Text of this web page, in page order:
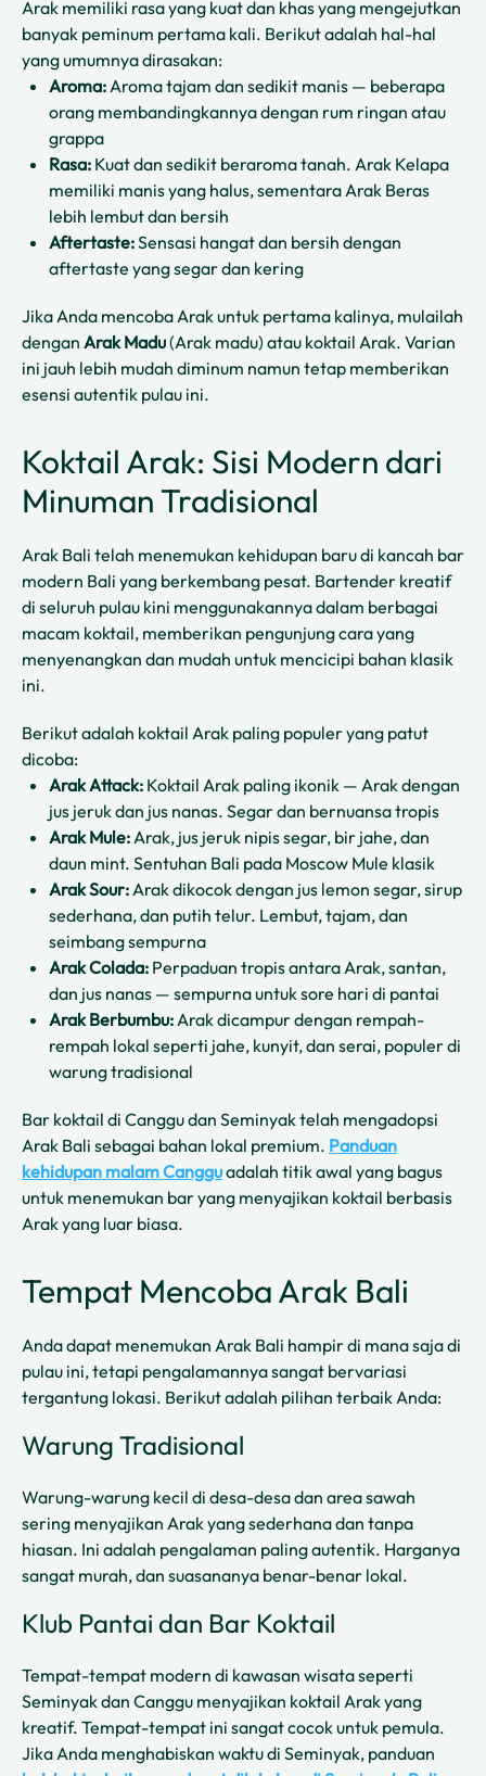
Arak memiliki rasa yang kuat dan khas yang mengejutkan
banyak peminum pertama kali. Berikut adalah hal-hal
yang umumnya dirasakan:
Aroma:Aroma tajam dan sedikit manis — beberapa
orang membandingkannya dengan rum ringan atau
grappa
Rasa: Kuat dan sedikit beraroma tanah. Arak Kelapa
memiliki manis yang halus, sementara Arak Beras
lebih lembut dan bersih
Aftertaste:Sensasi hangat dan bersih dengan
aftertaste yang segar dan kering
Jika Anda mencoba Arak untuk pertama kalinya, mulailah
dengan Arak Madu(Arak madu) atau koktail Arak. Varian
ini jauh lebih mudah diminum namun tetap memberikan
esensi autentik pulau ini.
Koktail Arak: Sisi Modern dari
Minuman Tradisional
Arak Bali telah menemukan kehidupan baru di kancah bar
modern Bali yang berkembang pesat. Bartender kreatif
di seluruh pulau kini menggunakannya dalam berbagai
macam koktail, memberikan pengunjung cara yang
menyenangkan dan mudah untuk mencicipi bahan klasik
ini.
Berikut adalah koktail Arak paling populer yang patut
dicoba:
Arak Attack: Koktail Arak paling ikonik — Arak dengan
jus jeruk dan jus nanas. Segar dan bernuansa tropis
Arak Mule:Arak, jus jeruk nipis segar, bir jahe, dan
daun mint. Sentuhan Bali pada Moscow Mule klasik
Arak Sour:Arak dikocok dengan jus lemon segar, sirup
sederhana, dan putih telur. Lembut, tajam, dan
seimbang sempurna
Arak Colada: Perpaduan tropis antara Arak, santan,
dan jus nanas — sempurna untuk sore hari di pantai
Arak Berbumbu:Arak dicampur dengan rempah-
rempah lokal seperti jahe, kunyit, dan serai, populer di
warung tradisional
Bar koktail di Canggu dan Seminyak telah mengadopsi
Arak Bali sebagai bahan lokal premium. Panduan
kehidupan malam Cangguadalah titik awal yang bagus
untuk menemukan bar yang menyajikan koktail berbasis
Arak yang luar biasa.
Tempat Mencoba Arak Bali
Anda dapat menemukan Arak Bali hampir di mana saja di
pulau ini, tetapi pengalamannya sangat bervariasi
tergantung lokasi. Berikut adalah pilihan terbaik Anda:
Warung Tradisional
Warung-warung kecil di desa-desa dan area sawah
sering menyajikan Arak yang sederhana dan tanpa
hiasan. Ini adalah pengalaman paling autentik. Harganya
sangat murah, dan suasananya benar-benar lokal.
Klub Pantai dan Bar Koktail
Tempat-tempat modern di kawasan wisata seperti
Seminyak dan Canggu menyajikan koktail Arak yang
kreatif. Tempat-tempat ini sangat cocok untuk pemula.
Jika Anda menghabiskan waktu di Seminyak, panduan